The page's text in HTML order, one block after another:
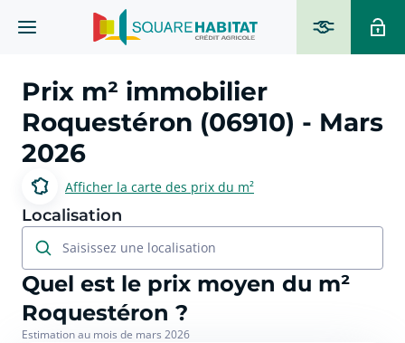
Prix m² immobilier
Roquestéron (06910) - Mars
2026
Afficher la carte des prix du m²
Localisation
Saisissez une localisation
Quel est le prix moyen du m²
Roquestéron ?
Estimation au mois de mars 2026